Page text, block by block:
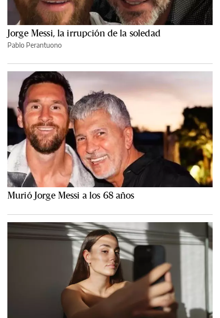
Jorge Messi, la irrupción de la soledad
Pablo Perantuono
Murió Jorge Messi a los 68 años